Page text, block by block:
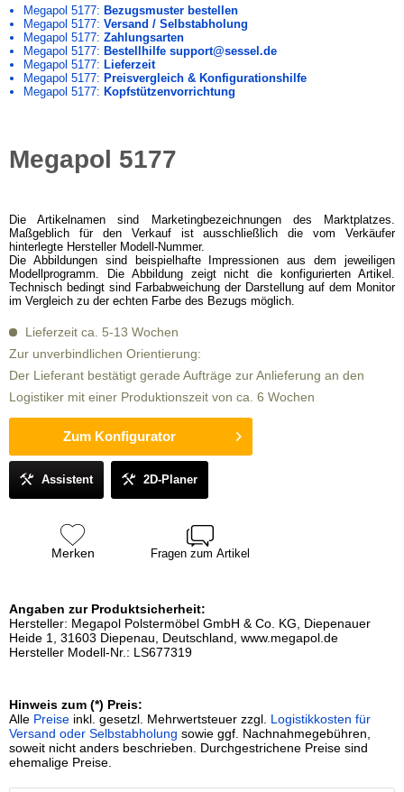
Megapol 5177: Bezugsmuster bestellen
Megapol 5177: Versand / Selbstabholung
Megapol 5177: Zahlungsarten
Megapol 5177: Bestellhilfe support@sessel.de
Megapol 5177: Lieferzeit
Megapol 5177: Preisvergleich & Konfigurationshilfe
Megapol 5177: Kopfstützenvorrichtung
Megapol 5177
Die Artikelnamen sind Marketingbezeichnungen des Marktplatzes.
Maßgeblich für den Verkauf ist ausschließlich die vom Verkäufer
hinterlegte Hersteller Modell-Nummer.
Die Abbildungen sind beispielhafte Impressionen aus dem jeweiligen
Modellprogramm. Die Abbildung zeigt nicht die konfigurierten Artikel.
Technisch bedingt sind Farbabweichung der Darstellung auf dem Monitor
im Vergleich zu der echten Farbe des Bezugs möglich.
Lieferzeit ca. 5-13 Wochen
Zur unverbindlichen Orientierung:
Der Lieferant bestätigt gerade Aufträge zur Anlieferung an den
Logistiker mit einer Produktionszeit von ca. 6 Wochen
Zum Konfigurator
Assistent 2D-Planer
Merken Fragen zum Artikel
Angaben zur Produktsicherheit:
Hersteller: Megapol Polstermöbel GmbH & Co. KG, Diepenauer
Heide 1, 31603 Diepenau, Deutschland, www.megapol.de
Hersteller Modell-Nr.: LS677319
Hinweis zum (*) Preis:
Alle Preise inkl. gesetzl. Mehrwertsteuer zzgl. Logistikkosten für
Versand oder Selbstabholung sowie ggf. Nachnahmegebühren,
soweit nicht anders beschrieben. Durchgestrichene Preise sind
ehemalige Preise.